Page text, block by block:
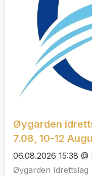
Øygarden
7.08, 10-12
06.08.2026 15:38
Øygarden Idrettslag